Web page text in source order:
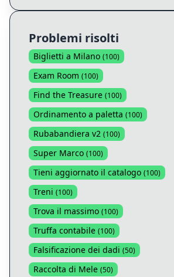
Problemi risolti
Biglietti a Milano (100)
Exam Room (100)
Find the Treasure (100)
Ordinamento a paletta (100)
Rubabandiera v2 (100)
Super Marco (100)
Tieni aggiornato il catalogo (100)
Treni (100)
Trova il massimo (100)
Truffa contabile (100)
Falsificazione dei dadi (50)
Raccolta di Mele (50)